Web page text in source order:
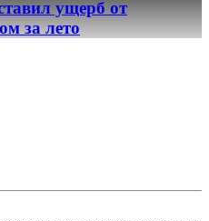
ущерб от
за лето